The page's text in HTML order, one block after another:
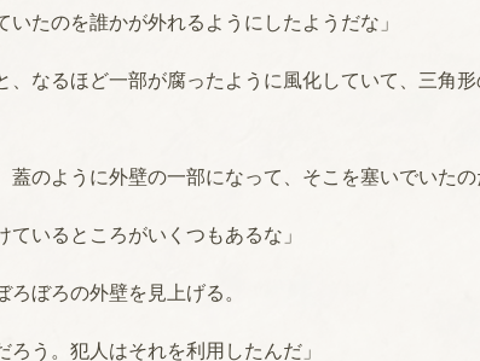
いたのを誰かが外れるようにしたようだな」
なるほど一部が腐ったように風化していて、三角
のように外壁の一部になって、そこを塞いでいたの
ているところがいくつもあるな」
ぼろの外壁を見上げる。
ろう。犯人はそれを利用したんだ」